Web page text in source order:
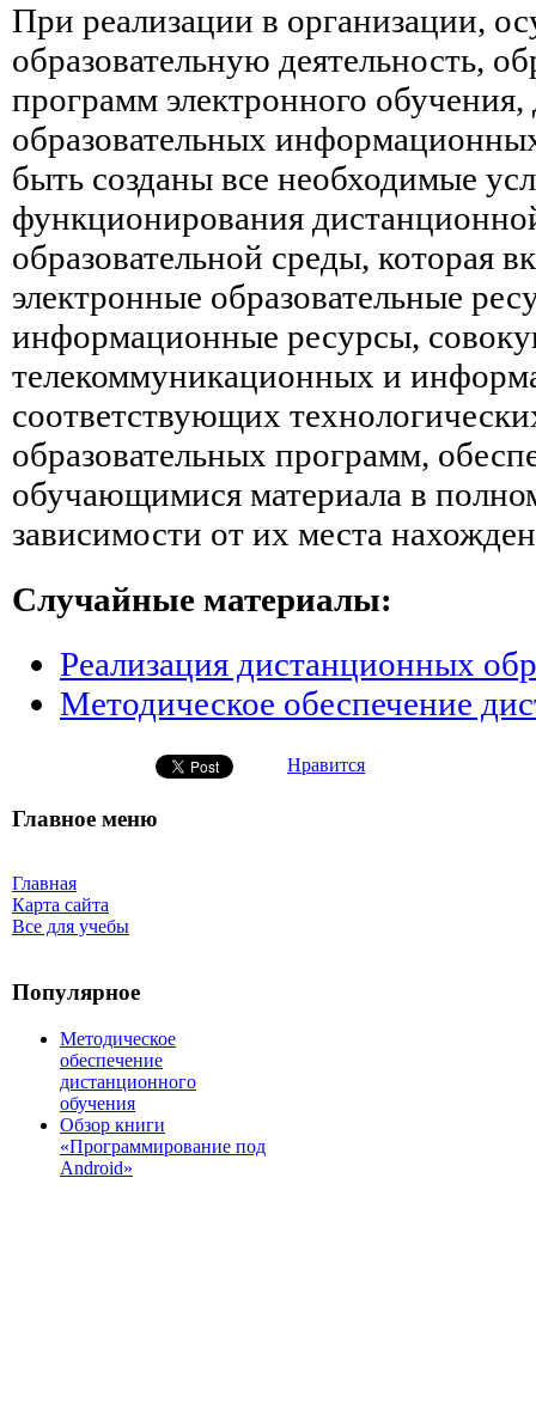
При реализации в организации,
образовательную деятельность,
программ электронного
образовательных
быть созданы все необходимые
функционирования
образовательной среды, которая
электронные образовательные
информационные ресурсы,
телекоммуникационных и
соответствующих
образовательных программ,
обучающимися материала в
зависимости от их места
Случайные материалы:
Реализация дистанционных
Методическое обеспечение
Нравится
Главное меню
Главная
Карта сайта
Все для учебы
Популярное
Методическое
обеспечение
дистанционного
обучения
Обзор книги
«Программирование под
Android»